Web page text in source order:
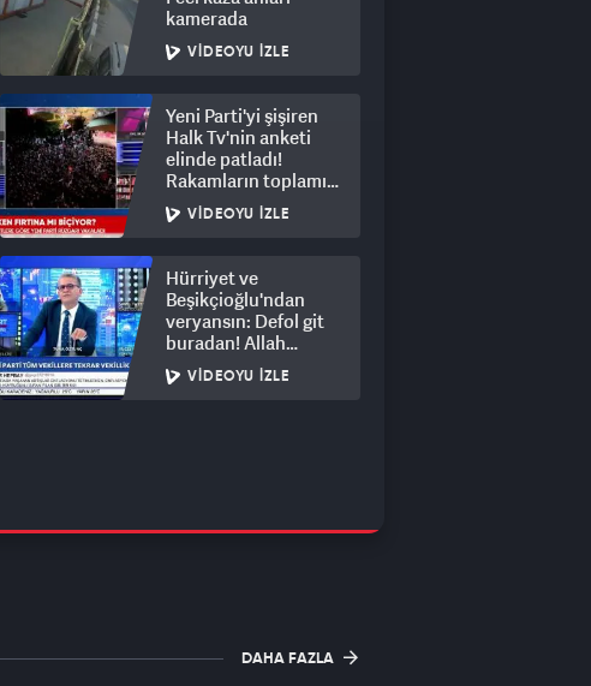
kamerada
VIDEOYU İZLE
Yeni Parti'yi şişiren
Halk Tv'nin anketi
elinde patladı!
Rakamların toplamı
dalga konusu oldu
VIDEOYU İZLE
Hürriyet ve
Beşikçioğlu'ndan
veryansın: Defol git
buradan! Allah
hepsinin belasını
versin
VIDEOYU İZLE
DAHA FAZLA